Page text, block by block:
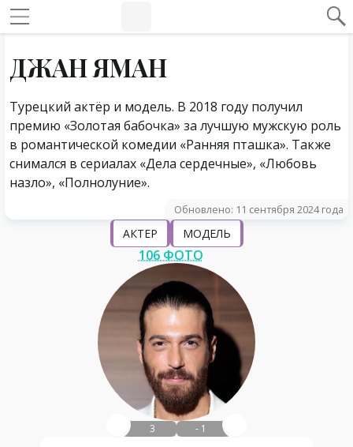
ДЖАН ЯМАН
Турецкий актёр и модель. В 2018 году получил
премию «Золотая бабочка» за лучшую мужскую роль
в романтической комедии «Ранняя пташка». Также
снимался в сериалах «Дела сердечные», «Любовь
назло», «Полнолуние».
Обновлено: 11 сентября 2024 года
АКТЕР МОДЕЛЬ
106 ФОТО
3 - 1